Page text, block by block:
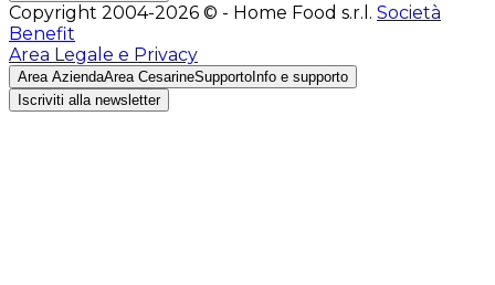
Copyright 2004-2026 © - Home Food s.r.l. Società
Benefit
Area Legale e Privacy
Area AziendaArea CesarineSupporto Info e supporto
Iscriviti alla newsletter